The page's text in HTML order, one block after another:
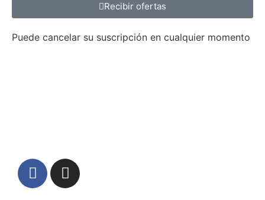
Recibir ofertas
Puede cancelar su suscripción en cualquier momento